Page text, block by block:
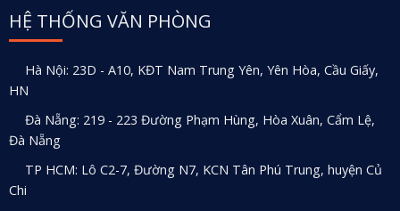
HỆ THỐNG VĂN PHÒNG
Hà Nội: 23D - A10, KĐT Nam Trung Yên, Yên Hòa, Cầu Giấy,
HN
Đà Nẵng: 219 - 223 Đường Phạm Hùng, Hòa Xuân, Cẩm Lệ,
Đà Nẵng
TP HCM: Lô C2-7, Đường N7, KCN Tân Phú Trung, huyện Củ
Chi